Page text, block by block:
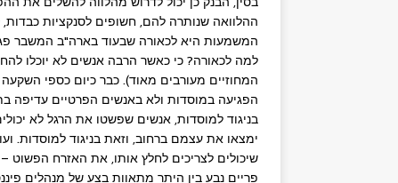
ההלוואה שנותרה להם, חשופים לסנקציות
המשמעות היא לכאורה שבעוד בארה"ב המשבר
למה לכאורה? כי כאשר הרבה אנשים לא יוכלו
המחוזיים מעורבים מאוד). כבר כיום כספי השקעה
הפגיעה במוסדות ולא באנשים הפרטיים עדיפה
בניגוד למוסדות, אנשים שפשטו את הרגל לא
ימצאו את עצמם ברחוב, וזאת בניגוד למוסדות.
שיכולים לצריכים לחלץ אותו, את האזרח
פריים נבע בין היתר מתאוות בצע של מנהלים